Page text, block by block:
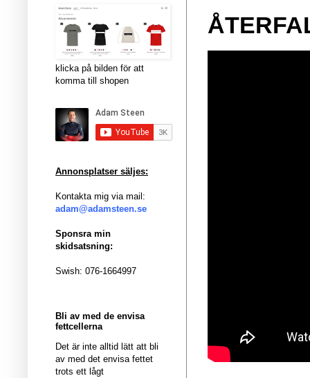
klicka på bilden för att
komma till shopen
Annonsplatser säljes:
Kontakta mig via mail:
adam@adamsteen.se
Sponsra min
skidsatsning:
Swish: 076-1664997
Bli av med de envisa
fettcellerna
Det är inte alltid lätt att bli
av med det envisa fettet
trots ett lågt